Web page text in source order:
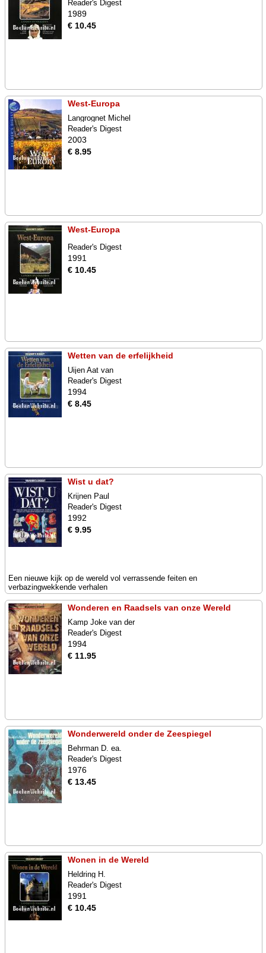
Reader's Digest
1989
€ 10.45
West-Europa
Langrognet Michel
Reader's Digest
2003
€ 8.95
West-Europa
Reader's Digest
1991
€ 10.45
Wetten van de erfelijkheid
Uijen Aat van
Reader's Digest
1994
€ 8.45
Wist u dat?
Krijnen Paul
Reader's Digest
1992
€ 9.95
Een nieuwe kijk op de wereld vol verrassende feiten en
verbazingwekkende verhalen
Wonderen en Raadsels van onze Wereld
Kamp Joke van der
Reader's Digest
1994
€ 11.95
Wonderwereld onder de Zeespiegel
Behrman D. ea.
Reader's Digest
1976
€ 13.45
Wonen in de Wereld
Heldring H.
Reader's Digest
1991
€ 10.45